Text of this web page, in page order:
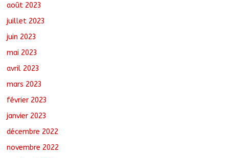
août 2023
juillet 2023
juin 2023
mai 2023
avril 2023
mars 2023
février 2023
janvier 2023
décembre 2022
novembre 2022